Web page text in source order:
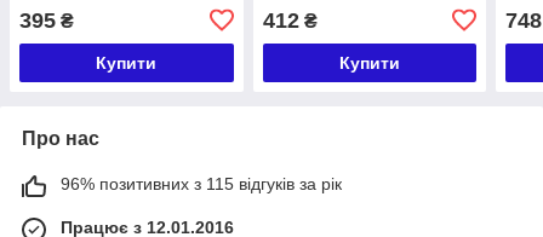
CHEVROLET, OPEL,
VAUXHALL
395 ₴
Купити
WxDiesel Kubota
412₴
Купити
748
Про нас
96% позитивних з 115 відгуків за рік
Працює з 12.01.2016